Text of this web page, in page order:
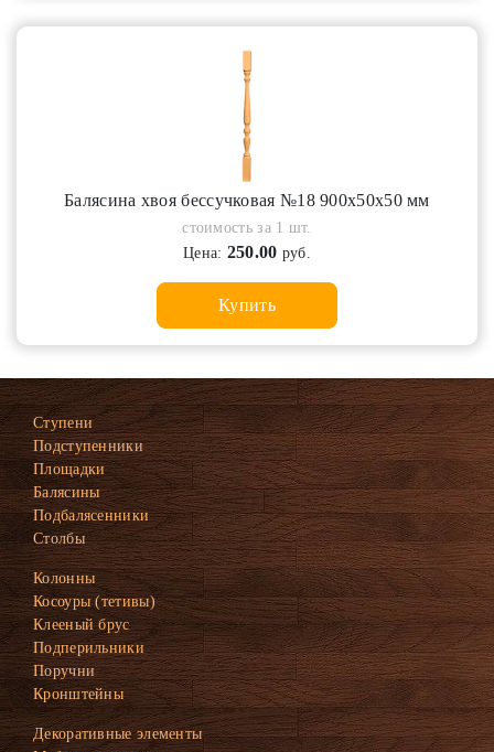
Балясина хвоя бессучковая №18 900х50х50 мм
стоимость за 1 шт.
Цена: 250.00 руб.
Купить
Ступени
Подступенники
Площадки
Балясины
Подбалясенники
Столбы
Колонны
Косоуры (тетивы)
Клееный брус
Подперильники
Поручни
Кронштейны
Декоративные элементы